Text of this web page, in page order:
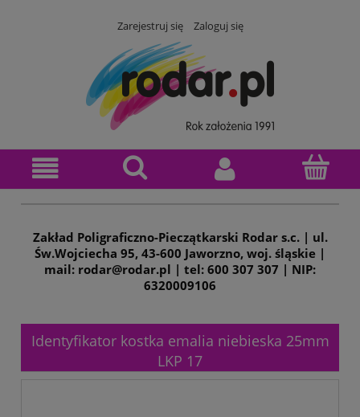
Zarejestruj się Zaloguj się
Zakład Poligraficzno-Pieczątkarski Rodar s.c. | ul.
Św.Wojciecha 95, 43-600 Jaworzno, woj. śląskie |
mail: rodar@rodar.pl | tel: 600 307 307 | NIP:
6320009106
Identyfikator kostka emalia niebieska 25mm
LKP 17